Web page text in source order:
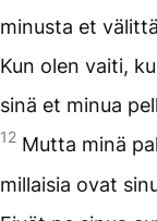
minusta et
Kun olen vaiti,
sinä et minua
12 Mutta minä
millaisia ovat